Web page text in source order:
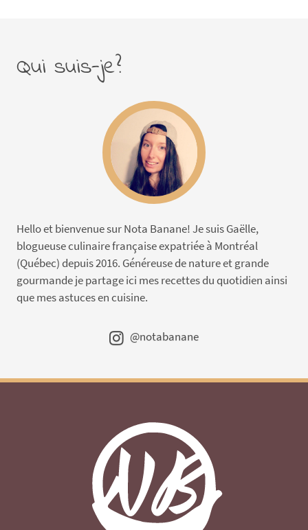
Qui suis-je?
Hello et bienvenue sur Nota Banane! Je suis Gaëlle,
blogueuse culinaire française expatriée à Montréal
(Québec) depuis 2016. Généreuse de nature et grande
gourmande je partage ici mes recettes du quotidien ainsi
que mes astuces en cuisine.
@notabanane